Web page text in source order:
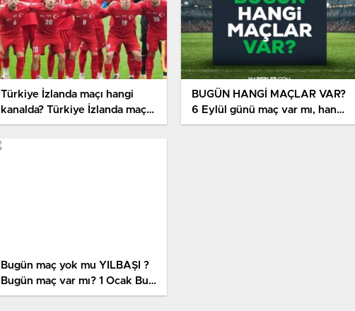
Türkiye İzlanda maçı hangi
kanalda? Türkiye İzlanda maçı
nereden izlenir, hangi kanal
verecek?
BUGÜN HANGİ MAÇLAR VAR?
6 Eylül günü maç var mı, hangi
kanaldan yayınlanıyor, şifresiz
Bugün maç yok mu YILBAŞI ?
Bugün maç var mı? 1 Ocak Bu
akşam hangi maçlar var, hangi